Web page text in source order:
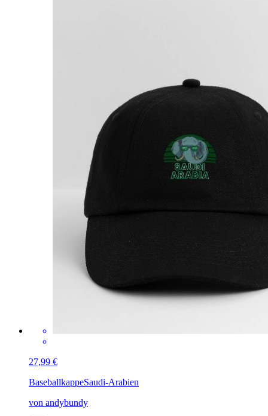
27,99 €
BaseballkappeSaudi-Arabien
von andybundy